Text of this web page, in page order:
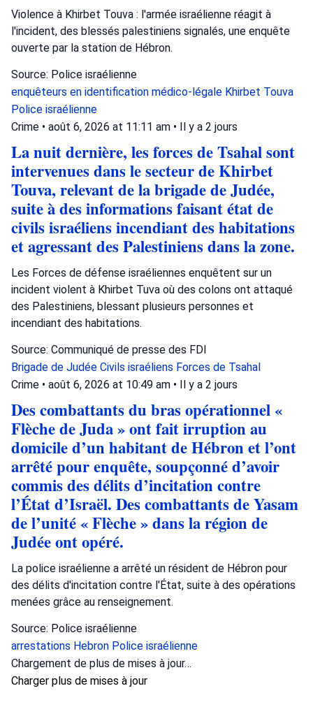
Violence à Khirbet Touva : l'armée israélienne réagit à
l'incident, des blessés palestiniens signalés, une enquête
ouverte par la station de Hébron.
Source: Police israélienne
enquêteurs en identification médico-légale Khirbet Touva
Police israélienne
Crime • août 6, 2026 at 11:11 am • Il y a 2 jours
La nuit dernière, les forces de Tsahal sont
intervenues dans le secteur de Khirbet
Touva, relevant de la brigade de Judée,
suite à des informations faisant état de
civils israéliens incendiant des habitations
et agressant des Palestiniens dans la zone.
Les Forces de défense israéliennes enquêtent sur un
incident violent à Khirbet Tuva où des colons ont attaqué
des Palestiniens, blessant plusieurs personnes et
incendiant des habitations.
Source: Communiqué de presse des FDI
Brigade de Judée Civils israéliens Forces de Tsahal
Crime • août 6, 2026 at 10:49 am • Il y a 2 jours
Des combattants du bras opérationnel «
Flèche de Juda » ont fait irruption au
domicile d’un habitant de Hébron et l’ont
arrêté pour enquête, soupçonné d’avoir
commis des délits d’incitation contre
l’État d’Israël. Des combattants de Yasam
de l’unité « Flèche » dans la région de
Judée ont opéré.
La police israélienne a arrêté un résident de Hébron pour
des délits d'incitation contre l'État, suite à des opérations
menées grâce au renseignement.
Source: Police israélienne
arrestations Hebron Police israélienne
Chargement de plus de mises à jour…
Charger plus de mises à jour